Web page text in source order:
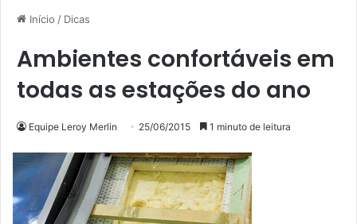
Início / Dicas
Ambientes confortáveis em
todas as estações do ano
Equipe Leroy Merlin 25/06/2015 1 minuto de leitura